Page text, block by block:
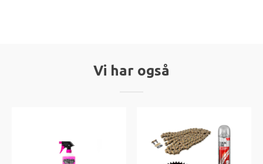
Vi har også